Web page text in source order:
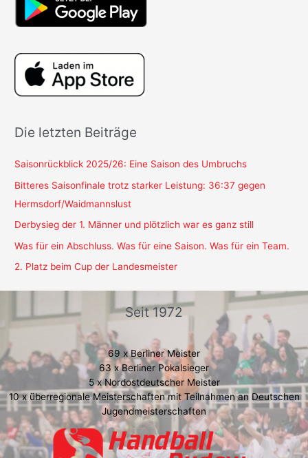
Die letzten Beiträge
Saisonrückblick 2025/26: Eine Saison des Umbruchs
Bitteres Saisonfinale trotz starker Leistung: 36:37 gegen
Hermsdorf/Waidmannslust
Derbysieg der 1. Männer und plötzlich war es ganz still
Was für ein Abschluss. Was für eine Saison. Was für ein Team.
2. Platz beim Cup der Landesmeister
Seit 1972
69 x Berliner Meister
63 x Berliner Pokalsieger
5 x Nordostdeutscher Meister
10 x überregionale Meisterschaften mit Teilnahmen an Deutschen
Jugendmeisterschaften